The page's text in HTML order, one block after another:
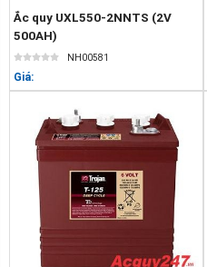
Ắc quy UXL550-2NNTS (2V
500AH)
NH00581
Giá: